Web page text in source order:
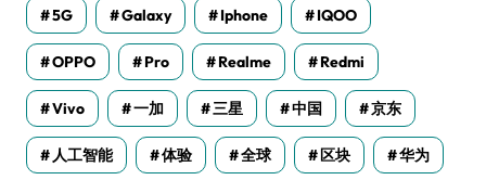
5G Galaxy Iphone IQOO
OPPO Pro Realme Redmi
Vivo 一加 三星 中国 京东
人工智能 体验 全球 区块 华为